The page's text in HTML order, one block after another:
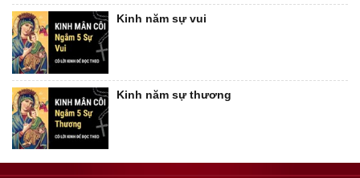
Kinh năm sự vui
Kinh năm sự thương